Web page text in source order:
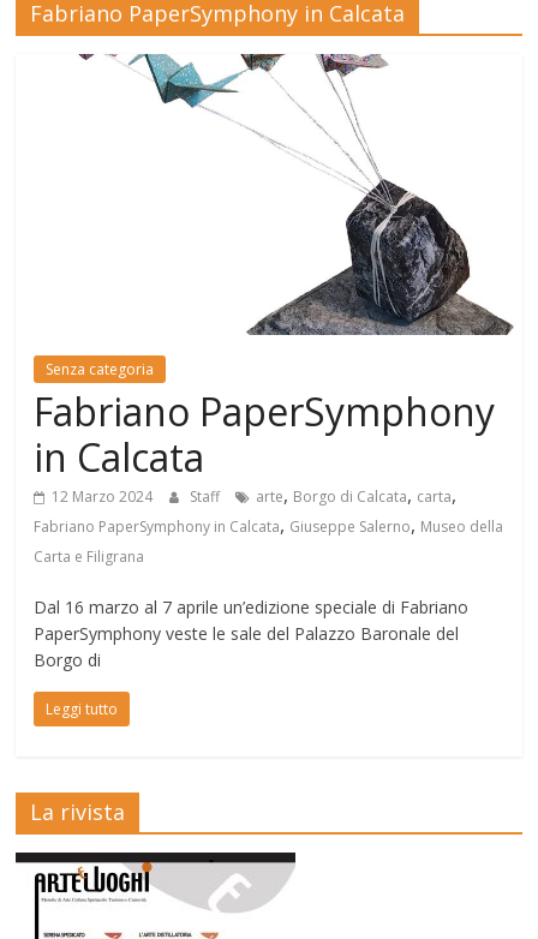
Mensile
Fabriano PaperSymphony in Calcata
Senza categoria
Fabriano PaperSymphony
in Calcata
12 Marzo 2024 Staff arte, Borgo di Calcata, carta,
Fabriano PaperSymphony in Calcata, Giuseppe Salerno, Museo della
Carta e Filigrana
Dal 16 marzo al 7 aprile un’edizione speciale di Fabriano
PaperSymphony veste le sale del Palazzo Baronale del
Borgo di
Leggi tutto
La rivista